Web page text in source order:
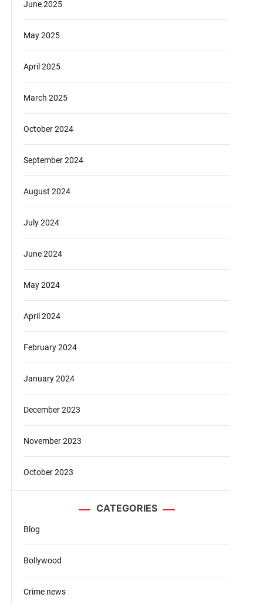
June 2025
May 2025
April 2025
March 2025
October 2024
September 2024
August 2024
July 2024
June 2024
May 2024
April 2024
February 2024
January 2024
December 2023
November 2023
October 2023
CATEGORIES
Blog
Bollywood
Crime news